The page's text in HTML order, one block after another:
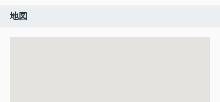
地図